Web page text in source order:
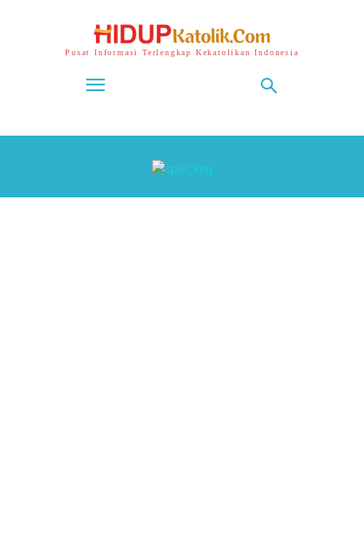
Pusat Informasi Terlengkap Kekatolikan Indonesia